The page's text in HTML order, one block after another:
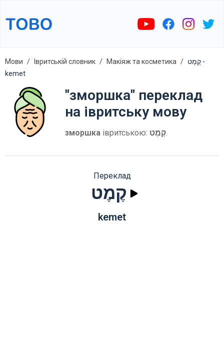
Мови Івритській словник Макіяж та косметика
קֶמֶט -
kemet
"зморшка" переклад
на івритську мову
зморшка івритською: קֶמֶט.
Переклад
קֶמֶט
kemet